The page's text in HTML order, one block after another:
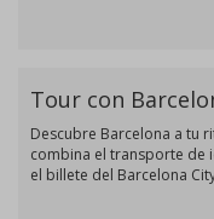
Tour con
Descubre Barcelona a tu
combina el transporte de
el billete del Barcelona